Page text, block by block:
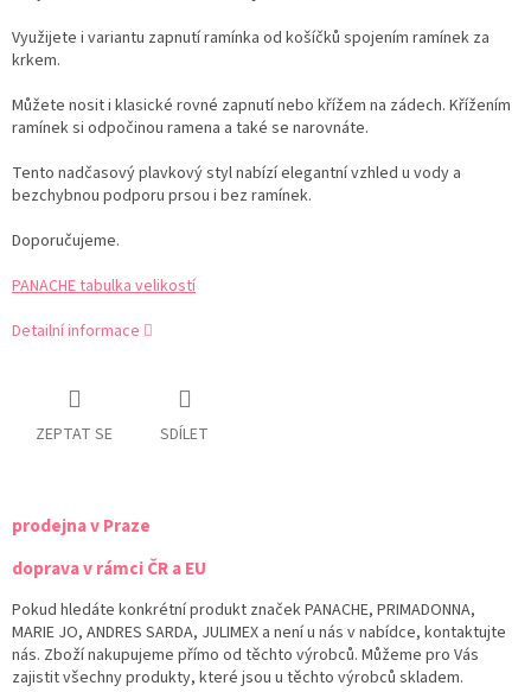
Využijete i variantu zapnutí ramínka od košíčků spojením ramínek za
krkem.
Můžete nosit i klasické rovné zapnutí nebo křížem na zádech. Křížením
ramínek si odpočinou ramena a také se narovnáte.
Tento nadčasový plavkový styl nabízí elegantní vzhled u vody a
bezchybnou podporu prsou i bez ramínek.
Doporučujeme.
PANACHE tabulka velikostí
Detailní informace
ZEPTAT SE SDÍLET
prodejna v Praze
doprava v rámci ČR a EU
Pokud hledáte konkrétní produkt značek PANACHE, PRIMADONNA,
MARIE JO, ANDRES SARDA, JULIMEX a není u nás v nabídce, kontaktujte
nás. Zboží nakupujeme přímo od těchto výrobců. Můžeme pro Vás
zajistit všechny produkty, které jsou u těchto výrobců skladem.